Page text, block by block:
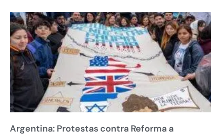
Argentina: Protestas contra Reforma a